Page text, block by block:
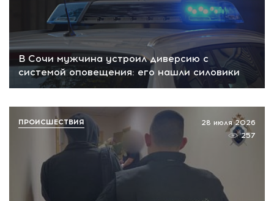
В Сочи мужчина устроил диверсию с
системой оповещения: его нашли силовики
28 июля 2026
257
ПРОИСШЕСТВИЯ